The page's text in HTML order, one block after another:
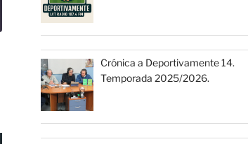
Crónica a Deportivamente 14.
Temporada 2025/2026.